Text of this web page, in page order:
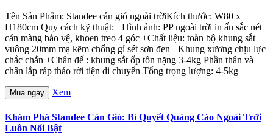
Tên Sản Phẩm: Standee cản gió ngoài trờiKích thước: W80 x
H180cm Quy cách kỹ thuật: +Hình ảnh: PP ngoài trời in ấn sắc nét
cán màng bảo vệ, khoen treo 4 góc +Chất liệu: toàn bộ khung sắt
vuông 20mm mạ kẽm chống gỉ sét sơn đen +Khung xương chịu lực
chắc chắn +Chân đế : khung sắt ốp tôn nặng 3-4kg Phần thân và
chân lắp ráp tháo rời tiện di chuyển Tổng trọng lượng: 4-5kg
Mua ngay Xem
Khám Phá Standee Cản Gió: Bí Quyết Quảng Cáo Ngoài Trời
Luôn Nổi Bật